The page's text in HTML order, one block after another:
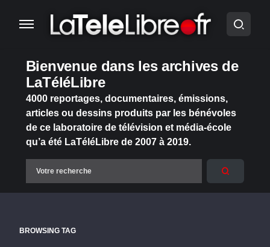
Bienvenue dans les archives de
LaTéléLibre
4000 reportages, documentaires, émissions,
articles ou dessins produits par les bénévoles
de ce laboratoire de télévision et média-école
qu’a été LaTéléLibre de 2007 à 2019.
BROWSING TAG